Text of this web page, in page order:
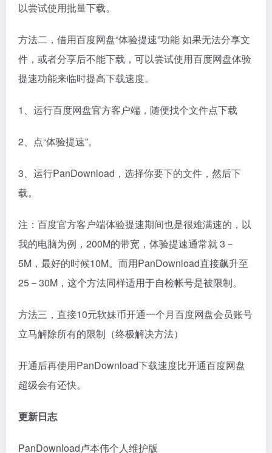
以尝试使用批量下载。
方法二，借用百度网盘“体验提速”功能 如果无法分享文
件，或者分享后不能下载，可以尝试使用百度网盘体验
提速功能来临时提高下载速度。
1、运行百度网盘官方客户端，随便找个文件点下载
2、点“体验提速”。
3、运行PanDownload，选择你要下的文件，然后下
载。
注：百度官方客户端体验提速期间也是很难满速的，以
我的电脑为例，200M的带宽，体验提速通常就 3－
5M，最好的时候10M。而用PanDownload直接飙升至
25－30M，这个方法同样适用于自检帐号是被限制。
方法三，直接10元软妹币开通一个月百度网盘会员账号
立马解除所有的限制（终极解决方法）
开通后再使用PanDownload下载速度比开通百度网盘
超级会有还快。
更新日志
PanDownload卢本伟个人维护版